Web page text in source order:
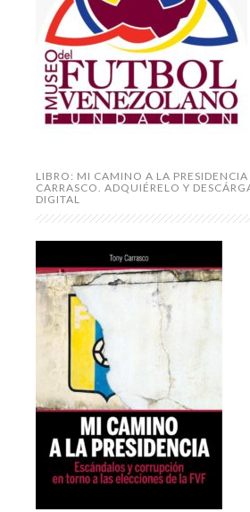
LIBRO: MI CAMINO A LA PRESIDENCIA
CARRASCO. ADQUIÉRELO Y
DIGITAL